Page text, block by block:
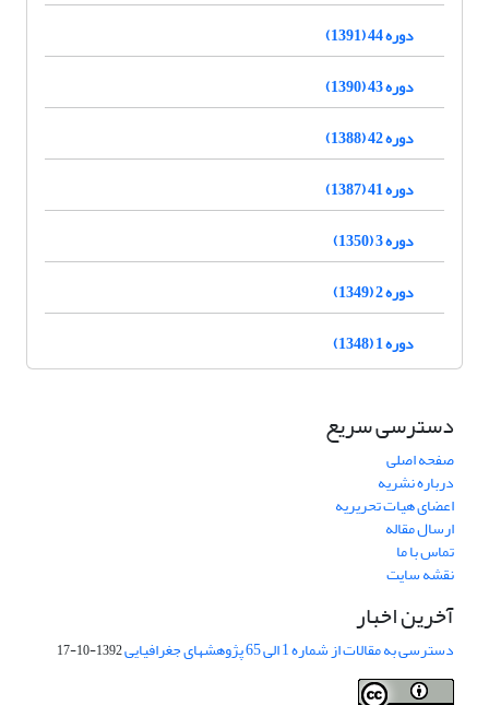
دوره 44 (1391)
دوره 43 (1390)
دوره 42 (1388)
دوره 41 (1387)
دوره 3 (1350)
دوره 2 (1349)
دوره 1 (1348)
دسترسی سریع
صفحه اصلی
درباره نشریه
اعضای هیات تحریریه
ارسال مقاله
تماس با ما
نقشه سایت
آخرین اخبار
دسترسی به مقالات از شماره 1 الی 65 پژوهشهای جغرافیایی 1392-10-17